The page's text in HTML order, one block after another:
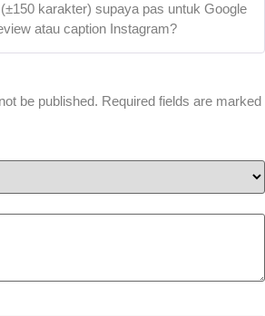
karakter) supaya pas untuk Google
atau caption Instagram?
be published. Required fields are marked